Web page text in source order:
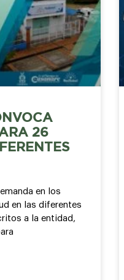
26
en los
en las diferentes
a la entidad,